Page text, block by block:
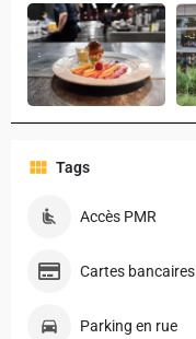
Tags
Accès PMR
Cartes bancaires
Parking en rue